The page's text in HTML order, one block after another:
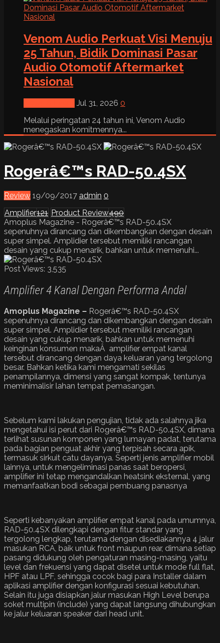
Venom Audio Perkuat Visi Menuju
25 Tahun, Bidik Dominasi Pasar
Audio Otomotif Aftermarket
Nasional
Jul 31, 2026 0
Melalui peringatan 24 tahun ini, Venom Audio
menegaskan komitmennya...
Rogerâ€™s RAD-50.4SX
Review 19/09/2017 admin 0
Amplifier121 Product Review490
Amoplus Magazine - Rogerâ€™s RAD-50.4SX
sepenuhnya dirancang dan dikembangkan dengan desain
super simpel. Amplidier tersebut memiliki rancangan
desain yang cukup menarik, bahkan untuk memenuhi...
Post Views: 3,535
Amplifier 4 Kanal Dengan Performa Andal
Amoplus Magazine – Rogerâ€™s RAD-50.4SX
sepenuhnya dirancang dan dikembangkan dengan desain
super simpel. Amplidier tersebut memiliki rancangan
desain yang cukup menarik, bahkan untuk memenuhi
keinginan konsumen makaÂ amplifier empat kanal
tersebut dirancang dengan daya keluaran yang tergolong
besar. Bahkan ketika kami mengamati sekilas
penampilannya, dimensi yang sangat kompak, tentunya
meminimalisir lahan tempat pemasangan.
Sebelum kami lakukan pengujian, tidak ada salahnya jika
mengetahui isi perut dari Rogerâ€™s RAD-50.4SX, dimana
terlihat susunan komponen yang lumayan padat, terutama
pada bagian penguat akhir yang terpisah secara apik,
termasuk sirkuit catu dayanya. Seperti jenis amplifier mobil
lainnya, untuk mengeliminasi panas saat beropersi,
amplifier ini tetap mengandalkan heatsink eksternal, yang
memanfaatkan bodi sebagai pembuang panasnya
Seperti kebanyakan amplifier empat kanal pada umumnya,
RAD-50.4SX dilengkapi dengan fitur standar yang
tergolong lengkap, terutama dengan disediakannya 4 jalur
masukan RCA, baik untuk front maupun rear, dimana setiap
pasang didukung oleh pengaturan masing-masing, yaitu
level dan frekuensi yang dapat disetel untuk mode full flat,
HPF atau LPF, sehingga cocok bagi para Installer dalam
aplikasi amplifier dengan konfigurasi sesuai kebutuhan.
Selain itu juga disiapkan jalur masukan High Level berupa
soket multipin (include) yang dapat langsung dihubungkan
ke jalur keluaran speaker dari head unit.